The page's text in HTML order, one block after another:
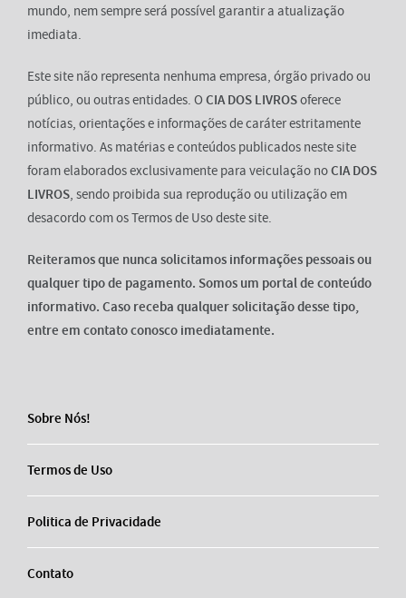
mundo, nem sempre será possível garantir a atualização
imediata.
Este site não representa nenhuma empresa, órgão privado ou
público, ou outras entidades. OCIA DOS LIVROSoferece
notícias, orientações e informações de caráter estritamente
informativo. As matérias e conteúdos publicados neste site
foram elaborados exclusivamente para veiculação noCIA DOS
LIVROS, sendo proibida sua reprodução ou utilização em
desacordo com os Termos de Uso deste site.
Reiteramos que nunca solicitamos informações pessoais ou
qualquer tipo de pagamento. Somos um portal de conteúdo
informativo. Caso receba qualquer solicitação desse tipo,
entre em contato conosco imediatamente.
Sobre Nós!
Termos de Uso
Politica de Privacidade
Contato